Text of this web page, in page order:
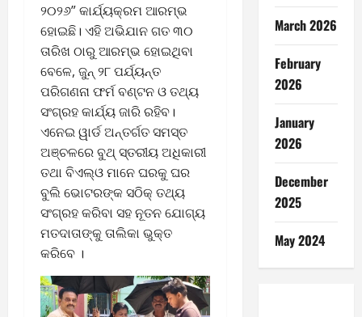
୨୦୨୬” କାର୍ଯ୍ୟକ୍ରମ ଆରମ୍ଭ
ହୋଇଛି। ଏହି ଅଭିଯାନ ଗତ ୩୦
ତାରିଖ ଠାରୁ ଆରମ୍ଭ ହୋଇଥିବା
ବେଳେ, ଜୁନ୍ ୨୮ ପର୍ଯ୍ୟନ୍ତ
ପରିଗଣନା ଫର୍ମ ବଣ୍ଟନ ଓ ତଥ୍ୟ
ସଂଗ୍ରହ କାର୍ଯ୍ୟ ଜାରି ରହିବ।
ଏନେଇ ୱାର୍ଡ ଅନ୍ତର୍ଗତ ସମସ୍ତ
ଅଞ୍ଚଳରେ ବୁଥ୍ ସ୍ତରୀୟ ଅଧିକାରୀ
ତଥା ବିଏଲ୍‌ଓ ମାନେ ଘରକୁ ଘର
ବୁଲି ଭୋଟରଙ୍କ ସଠିକ୍ ତଥ୍ୟ
ସଂଗ୍ରହ କରିବା ସହ ନୂତନ ଯୋଗ୍ୟ
ମତଦାତାଙ୍କୁ ତାଲିକା ଭୁକ୍ତ
କରିବେ ।
March 2026
February
2026
January
2026
December
2025
May 2024